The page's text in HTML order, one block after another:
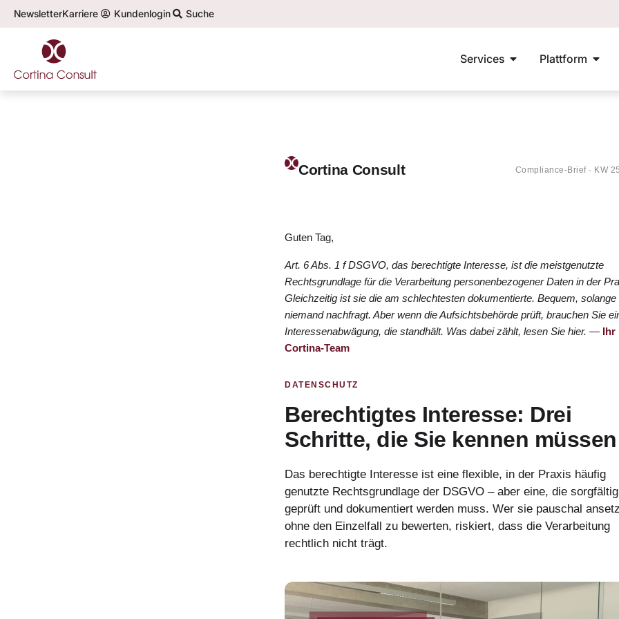
NewsletterKarriere Kundenlogin Suche
Services Plattform
Cortina Consult Compliance-Brief · KW
Guten Tag,
Art. 6 Abs. 1 f DSGVO, das berechtigte Interesse, ist die meistgenutzte
Rechtsgrundlage für die Verarbeitung personenbezogener Daten in der
Gleichzeitig ist sie die am schlechtesten dokumentierte. Bequem, solange
niemand nachfragt. Aber wenn die Aufsichtsbehörde prüft, brauchen Sie
Interessenabwägung, die standhält. Was dabei zählt, lesen Sie hier. — Ihr
Cortina-Team
DATENSCHUTZ
Berechtigtes Interesse: Drei
Schritte, die Sie kennen müssen
Das berechtigte Interesse ist eine flexible, in der Praxis häufig
genutzte Rechtsgrundlage der DSGVO – aber eine, die sorgfältig
geprüft und dokumentiert werden muss. Wer sie pauschal
ohne den Einzelfall zu bewerten, riskiert, dass die Verarbeitung
rechtlich nicht trägt.